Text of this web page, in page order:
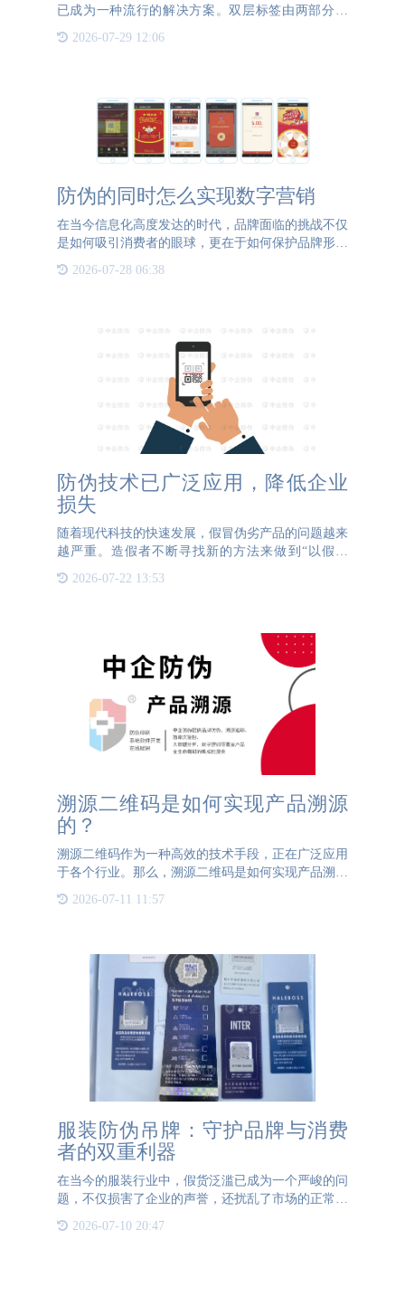
已成为一种流行的解决方案。双层标签由两部分组
成：表层和底表层表层可以是透明的塑膜或者纸质材
料。透明塑膜上可以印刷刮刮银，用来遮盖底层的二
2026-07-29 12:06
防伪的同时怎么实现数字营销
在当今信息化高度发达的时代，品牌面临的挑战不仅
是如何吸引消费者的眼球，更在于如何保护品牌形象
不受假冒产品的侵害。与此同时，数字营销以其精
准、高效的特点成为企业推广的重要手段。如何在这
2026-07-28 06:38
防伪技术已广泛应用，降低企业
损失
随着现代科技的快速发展，假冒伪劣产品的问题越来
越严重。造假者不断寻找新的方法来做到“以假乱
防伪技术中，二维码和条形码等码制技术是被广泛应
2026-07-22 13:53
溯源二维码是如何实现产品溯源
的？
溯源二维码作为一种高效的技术手段，正在广泛应用
于各个行业。那么，溯源二维码是如何实现产品溯源
的数据库。在产品生产过程中，每一个关键环节的数
2026-07-11 11:57
服装防伪吊牌：守护品牌与消费
者的双重利器
在当今的服装行业中，假货泛滥已成为一个严峻的问
题，不仅损害了企业的声誉，还扰乱了市场的正常秩
牌中加入防伪工艺。那么，服装的防伪吊牌与普通吊
2026-07-10 20:47